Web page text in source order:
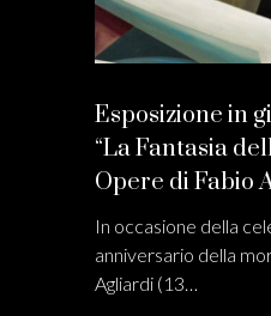
Esposizione in
“La Fantasia
Opere di Fabio
In occasione della
anniversario della
Agliardi (13…